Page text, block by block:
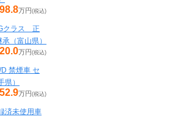
万円 (税込)
クラス 正
（富山県）
万円 (税込)
禁煙車 セ
）
万円 (税込)
済未使用車